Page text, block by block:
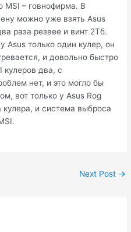
MSI – говнофирма. В
можно уже взять Asus
раза резвее и винт 2Тб.
Asus только один кулер, он
и довольно быстро
кулеров два, с
нет, и это могло бы
вот только у Asus Rog
и система выброса
Next Post →